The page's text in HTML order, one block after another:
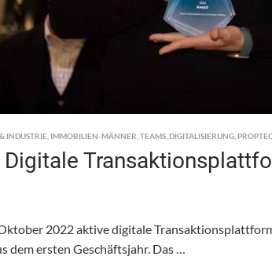
INDUSTRIE IMMOBILIEN-MÄNNER TEAMS DIGITALISIERUNG
2022 aktive digitale
dem ersten Geschäftsjahr. Das …